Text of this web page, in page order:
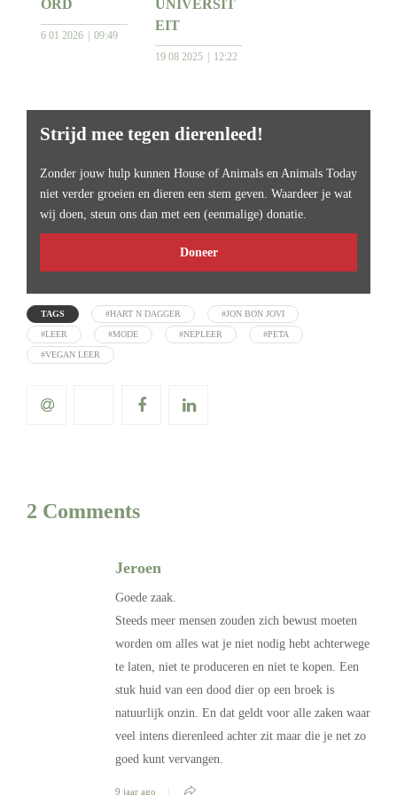
ORD
6 01 2026 09:49
UNIVERSIT
EIT
19 08 2025 12:22
Strijd mee tegen dierenleed!
Zonder jouw hulp kunnen House of Animals en Animals Today
niet verder groeien en dieren een stem geven. Waardeer je wat
wij doen, steun ons dan met een (eenmalige) donatie.
Doneer
TAGS #HART N DAGGER #JON BON JOVI
#LEER #MODE #NEPLEER #PETA
#VEGAN LEER
2 Comments
Jeroen
Goede zaak.
Steeds meer mensen zouden zich bewust moeten
worden om alles wat je niet nodig hebt achterwege
te laten, niet te produceren en niet te kopen. Een
stuk huid van een dood dier op een broek is
natuurlijk onzin. En dat geldt voor alle zaken waar
veel intens dierenleed achter zit maar die je net zo
goed kunt vervangen.
9 jaar ago